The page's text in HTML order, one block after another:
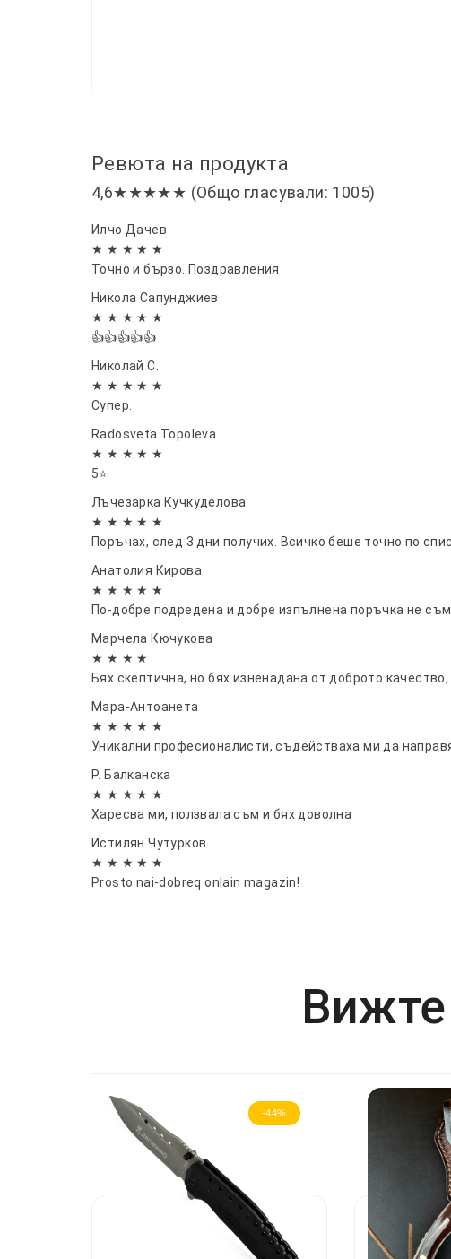
Ревюта на продукта
4,6★★★★★ (Общо гласували: 1005)
Илчо Дачев
★ ★ ★ ★ ★
Точно и бързо. Поздравления
Никола Сапунджиев
★ ★ ★ ★ ★
👍👍👍👍👍
Николай С.
★ ★ ★ ★ ★
Супер.
Radosveta Topoleva
★ ★ ★ ★ ★
5⭐
Лъчезарка Кучкуделова
★ ★ ★ ★ ★
Поръчах, след 3 дни получих. Всичко беше точно по
Анатолия Кирова
★ ★ ★ ★ ★
По-добре подредена и добре изпълнена поръчка не
Марчела Кючукова
★ ★ ★ ★
Бях скептична, но бях изненадана от доброто
Мара-Антоанета
★ ★ ★ ★ ★
Уникални професионалисти, съдействаха ми да
Р. Балканска
★ ★ ★ ★ ★
Харесва ми, ползвала съм и бях доволна
Истилян Чутурков
★ ★ ★ ★ ★
Prosto nai-dobreq onlain magazin!
-44%